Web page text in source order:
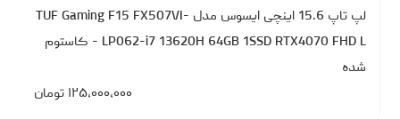
لپ تاپ 15.6 اینچی ایسوس مدل TUF Gaming F15 FX507VI-
LP062-i7 13620H 64GB 1SSD RTX4070 FHD L - کاستوم
شده
۱۲۵،۰۰۰،۰۰۰ تومان